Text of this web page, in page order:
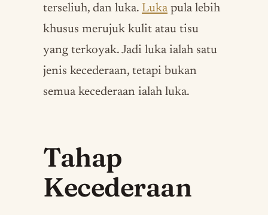
terseliuh, dan luka. Lukapula lebih
khusus merujuk kulit atau tisu
yang terkoyak. Jadi luka ialah satu
jenis kecederaan, tetapi bukan
semua kecederaan ialah luka.
Tahap
Kecederaan